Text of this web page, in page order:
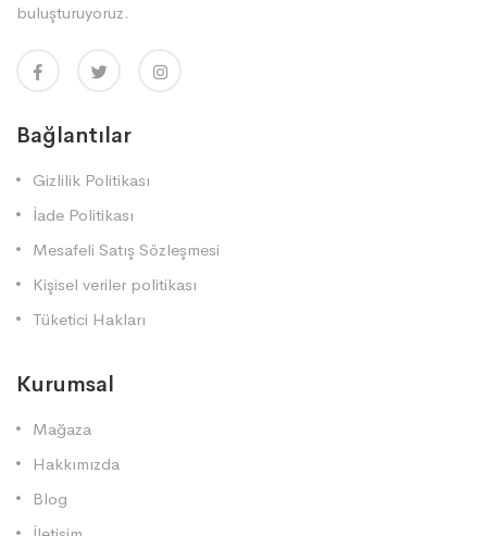
buluşturuyoruz.
Bağlantılar
Gizlilik Politikası
İade Politikası
Mesafeli Satış Sözleşmesi
Kişisel veriler politikası
Tüketici Hakları
Kurumsal
Mağaza
Hakkımızda
Blog